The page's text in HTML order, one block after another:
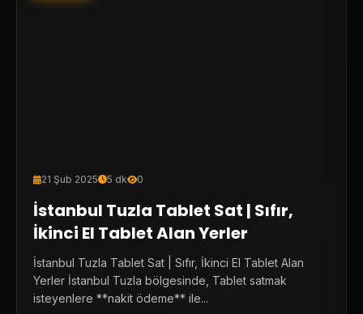
21 Şub 2025 5 dk 0
İstanbul Tuzla Tablet Sat | Sıfır,
İkinci El Tablet Alan Yerler
İstanbul Tuzla Tablet Sat | Sıfır, İkinci El Tablet Alan
Yerler İstanbul Tuzla bölgesinde, Tablet satmak
isteyenlere **nakit ödeme** ile...